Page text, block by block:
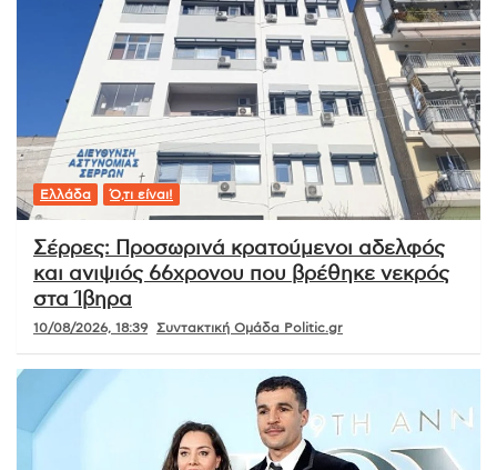
Ελλάδα Ό,τι είναι!
Σέρρες: Προσωρινά κρατούμενοι αδελφός
και ανιψιός 66χρονου που βρέθηκε νεκρός
στα Ίβηρα
10/08/2026, 18:39 Συντακτική Ομάδα Politic.gr